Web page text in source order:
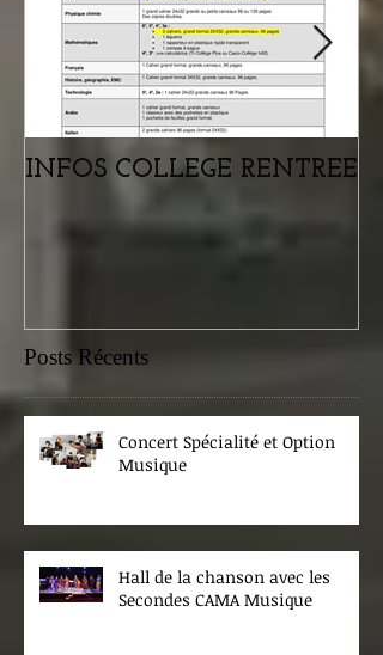
INFOS COLLEGE RENTREE
Posts Récents
Concert Spécialité et Option
Musique
Hall de la chanson avec les
Secondes CAMA Musique